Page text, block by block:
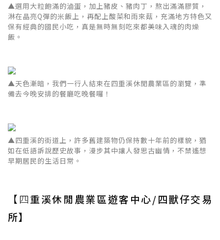
▲選用大粒飽滿的滷蛋，加上豬皮、豬肉丁，熬出滿滿膠質，
淋在晶亮Q彈的米飯上，再配上酸菜和雨來菇，充滿地方特色又
保有經典的國民小吃，真是無時無刻吃來都美味入魂的肉燥
飯。
▲天色漸暗，我們一行人結束在四重溪休閒農業區的瀏覽，準
備去今晚安排的餐廳吃晚餐囉！
▲四重溪的街道上，許多舊建築物仍保持數十年前的樣貌，猶
如在低語訴說歷史故事，漫步其中讓人發思古幽情，不禁遙想
早期居民的生活日常。
【四重溪休閒農業區遊客中心/四獸仔交易
所】